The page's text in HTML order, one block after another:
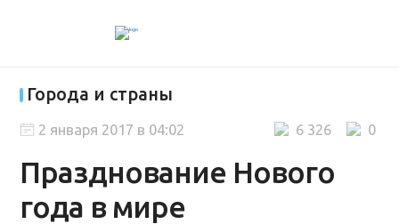
Города и страны
Празднование Нового
года в мире
0
6 326
2 января 2017 в 04:02